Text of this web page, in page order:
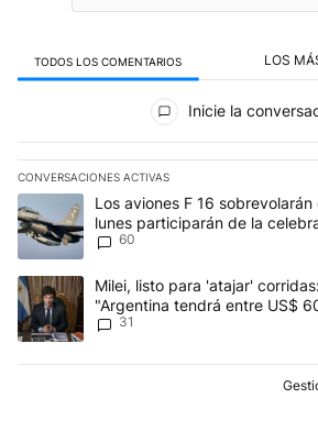
TODOS LOS COMENTARIOS LOS
Inicie la
CONVERSACIONES ACTIVAS
Este listado muestra los artículos con
Un artículo de tendencia con el título
Los aviones F 16
lunes participarán de la
Aérea
60
Un artículo de tendencia con el título
Milei, listo para 'atajar'
"Argentina tendrá entre US$
31